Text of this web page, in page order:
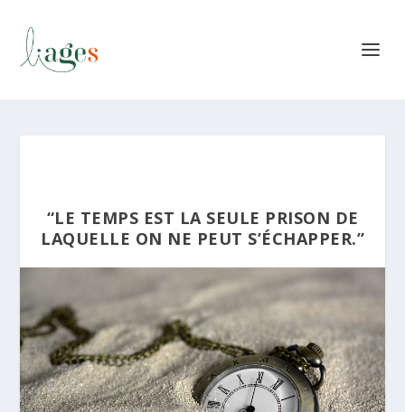
“LE TEMPS EST LA SEULE PRISON DE
LAQUELLE ON NE PEUT S’ÉCHAPPER.”